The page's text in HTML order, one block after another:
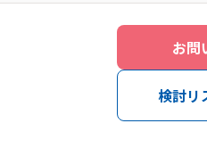
お問
検討リ